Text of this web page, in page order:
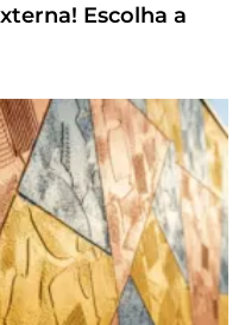
Escolha a